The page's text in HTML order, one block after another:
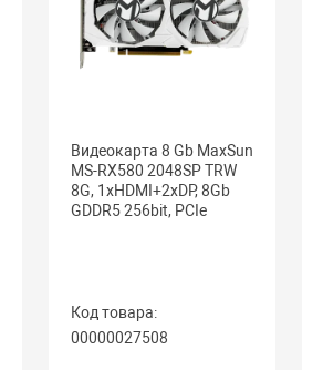
Видеокарта 8 Gb MaxSun
MS-RX580 2048SP TRW
8G, 1хHDMI+2xDP, 8Gb
GDDR5 256bit, PCIe
Код товара:
00000027508